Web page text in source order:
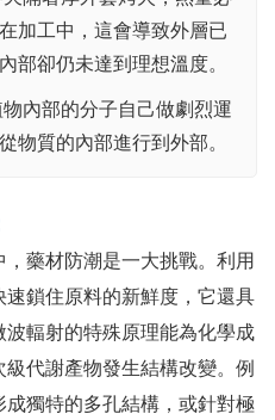
加工中，這會導致外層已
部卻仍未達到理想溫度。
內部的分子自己做劇烈運
物質的內部進行到外部。
藥材防潮是一大挑戰。利用
鎖住原料的新鮮度，它還具
輻射的特殊原理能為化學成
代謝產物發生結構改變。例
獨特的多孔結構，或針對極